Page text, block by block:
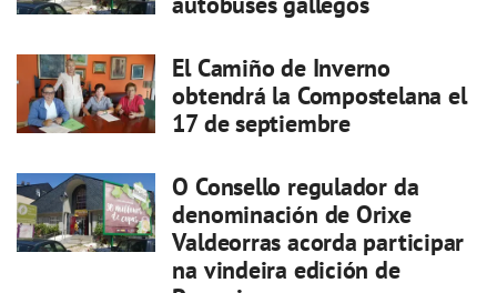
El Camiño de Inverno
obtendrá la Compostelana el
17 de septiembre
O Consello regulador da
denominación de Orixe
Valdeorras acorda participar
na vindeira edición de